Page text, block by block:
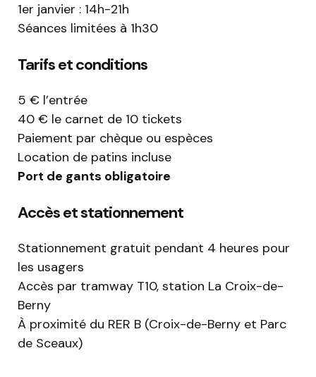
1er janvier : 14h-21h
Séances limitées à 1h30
Tarifs et conditions
5 € l’entrée
40 € le carnet de 10 tickets
Paiement par chèque ou espèces
Location de patins incluse
Port de gants obligatoire
Accès et stationnement
Stationnement gratuit pendant 4 heures pour
les usagers
Accès par tramway T10, station La Croix-de-
Berny
À proximité du RER B (Croix-de-Berny et Parc
de Sceaux)